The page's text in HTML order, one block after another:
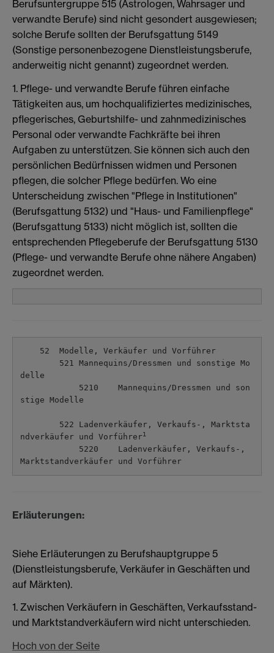
Berufsuntergruppe 515 (Astrologen, Wahrsager und
verwandte Berufe) sind nicht gesondert ausgewiesen;
solche Berufe sollten der Berufsgattung 5149
(Sonstige personenbezogene Dienstleistungsberufe,
anderweitig nicht genannt) zugeordnet werden.
1. Pflege- und verwandte Berufe führen einfache
Tätigkeiten aus, um hochqualifiziertes medizinisches,
pflegerisches, Geburtshilfe- und zahnmedizinisches
Personal oder verwandte Fachkräfte bei ihren
Aufgaben zu unterstützen. Sie können sich auch den
persönlichen Bedürfnissen widmen und Personen
pflegen, die solcher Pflege bedürfen. Wo eine
Unterscheidung zwischen "Pflege in Institutionen"
(Berufsgattung 5132) und "Haus- und Familienpflege"
(Berufsgattung 5133) nicht möglich ist, sollten die
entsprechenden Pflegeberufe der Berufsgattung 5130
(Pflege- und verwandte Berufe ohne nähere Angaben)
zugeordnet werden.
delle
stige Modelle
ndverkäufer und Vorführer1
Erläuterungen:
Siehe Erläuterungen zu Berufshauptgruppe 5
(Dienstleistungsberufe, Verkäufer in Geschäften und
auf Märkten).
1. Zwischen Verkäufern in Geschäften, Verkaufsstand-
und Marktstandverkäufern wird nicht unterschieden.
Hoch von der Seite